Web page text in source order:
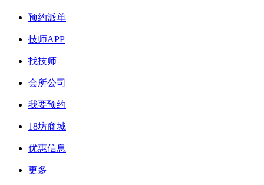
预约派单
技师APP
找技师
会所公司
我要预约
18坊商城
优惠信息
更多